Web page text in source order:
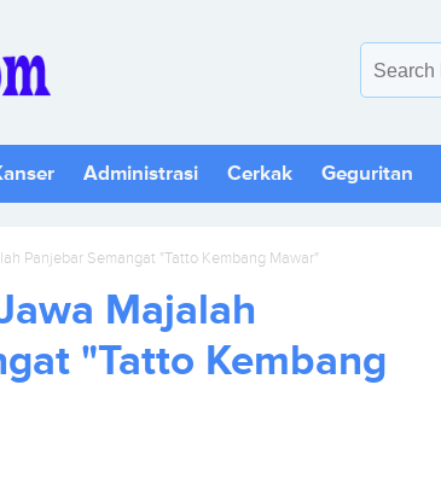
Administrasi Cerkak Geguritan
Panjebar Semangat "Tatto Kembang Mawar"
Majalah
"Tatto Kembang